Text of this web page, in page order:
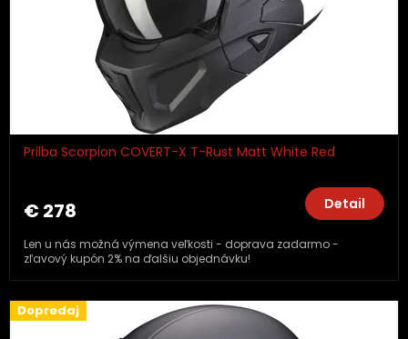
Prilba Scorpion COVERT-X T-Rust Matt White Red
€ 278 Detail
Len u nás možná výmena veľkosti - doprava zadarmo -
zľavový kupón 2% na ďalšiu objednávku!
Dopredaj